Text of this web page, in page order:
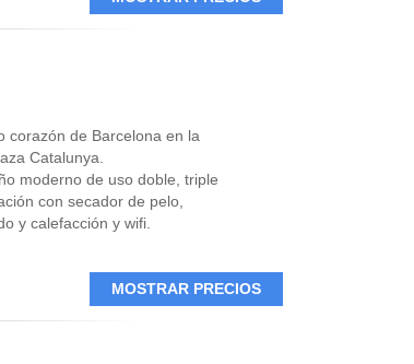
corazón de Barcelona en la
Catalunya.
moderno de uso doble, triple
con secador de pelo,
y calefacción y wifi.
sofás y mesas con una
disfrutar de la ciudad ya que se
MOSTRAR PRECIOS